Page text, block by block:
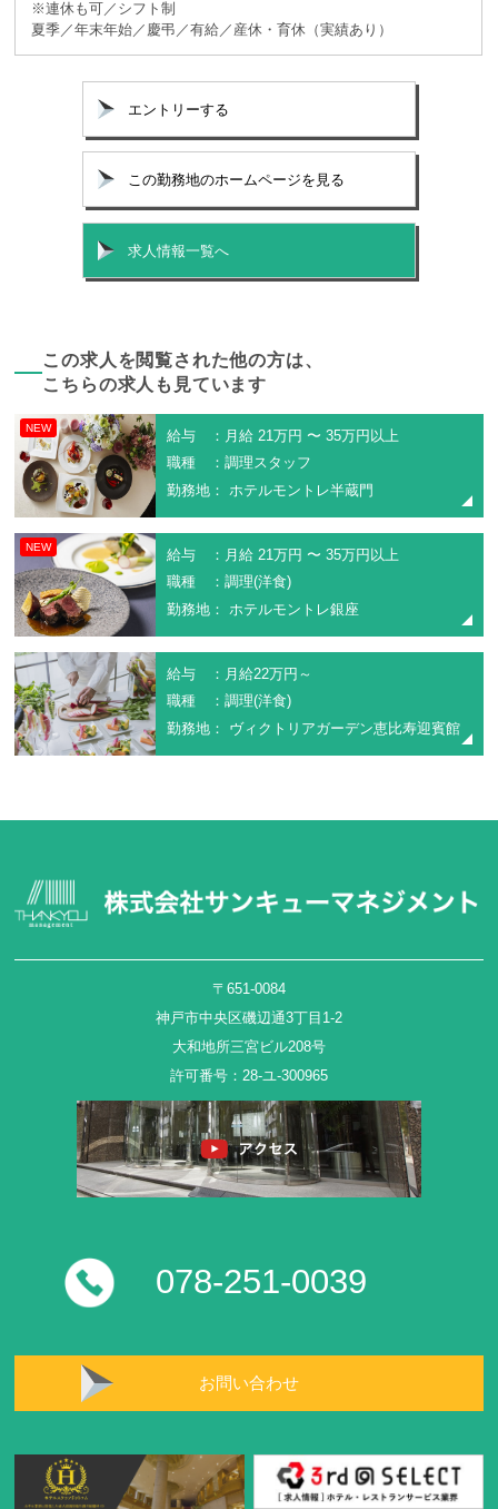
※連休も可／シフト制
夏季／年末年始／慶弔／有給／産休・育休（実績あり）
エントリーする
この勤務地のホームページを見る
求人情報一覧へ
この求人を閲覧された他の方は、
こちらの求人も見ています
NEW
給与 ：月給 21万円 〜 35万円以上
職種 ：調理スタッフ
勤務地： ホテルモントレ半蔵門
NEW
給与 ：月給 21万円 〜 35万円以上
職種 ：調理(洋食)
勤務地： ホテルモントレ銀座
給与 ：月給22万円～
職種 ：調理(洋食)
勤務地： ヴィクトリアガーデン恵比寿迎賓館
〒651-0084
神戸市中央区磯辺通3丁目1-2
大和地所三宮ビル208号
許可番号：28-ユ-300965
078-251-0039
お問い合わせ